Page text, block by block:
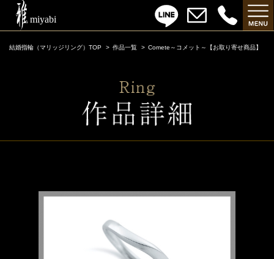
結婚指輪（マリッジリング）TOP 作品一覧 Comete～コメット～【お取り寄せ商品】
Comete～コメット～【お取り寄せ商品】